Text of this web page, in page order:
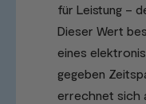
für Leistung –
Dieser Wert
eines
gegeben
errechnet sich